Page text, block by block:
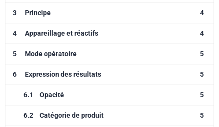
3 Principe 4
4 Appareillage et réactifs 4
5 Mode opératoire 5
6 Expression des résultats 5
6.1 Opacité 5
6.2 Catégorie de produit 5